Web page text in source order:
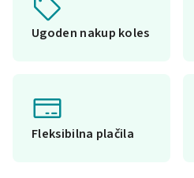
Ugoden nakup koles
Fleksibilna plačila